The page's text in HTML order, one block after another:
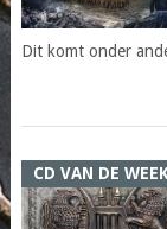
Dit komt onder
CD VAN DE